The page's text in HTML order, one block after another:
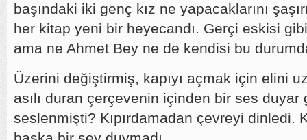
başındaki iki genç kız ne yapacaklarını
her kitap yeni bir heyecandı. Gerçi eskisi gibi
ama ne Ahmet Bey ne de kendisi bu
Üzerini değiştirmiş, kapıyı açmak için elini
asılı duran çerçevenin içinden bir ses duyar
seslenmişti? Kıpırdamadan çevreyi dinledi.